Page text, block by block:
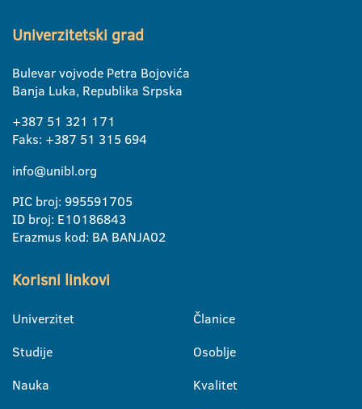
Univerzitetski grad
Bulevar vojvode Petra Bojovića
Banja Luka, Republika Srpska
+387 51 321 171
Faks: +387 51 315 694
info@unibl.org
PIC broj: 995591705
ID broj: E10186843
Erazmus kod: BA BANJA02
Korisni linkovi
Univerzitet
Studije
Nauka
Članice
Osoblje
Kvalitet